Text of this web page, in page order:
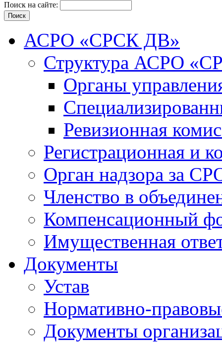
Поиск на сайте:
АСРО «СРСК ДВ»
Структура АСРО
Органы
Ревизионная
Регистрационная и
Орган надзора за
Членство в
Компенсационный
Имущественная
Документы
Устав
Нормативно-
Документы